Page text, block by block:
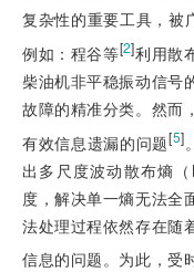
复杂性的重要工具，被
例如：程谷等[2]利用散
柴油机非平稳振动信号
故障的精准分类。然而
有效信息遗漏的问题[5]
出多尺度波动散布熵
度，解决单一熵无法全
法处理过程依然存在随
信息的问题。为此，受